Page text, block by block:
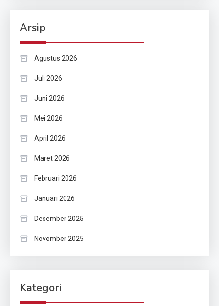
Arsip
Agustus 2026
Juli 2026
Juni 2026
Mei 2026
April 2026
Maret 2026
Februari 2026
Januari 2026
Desember 2025
November 2025
Kategori